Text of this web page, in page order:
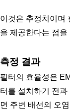
이것은 추정치이며
을 제공한다는 점을
측정 결과
필터의 효율성은
터를 설치하기 전
면 주변 배선의 오